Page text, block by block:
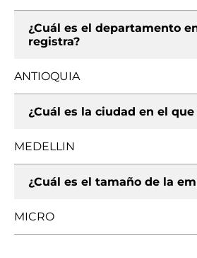
¿Cuál es el departamento
registra?
ANTIOQUIA
¿Cuál es la ciudad en el
MEDELLIN
¿Cuál es el tamaño de la
MICRO